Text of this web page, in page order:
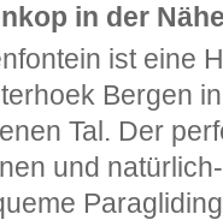
in der
ist eine
Bergen
Tal. Der
und